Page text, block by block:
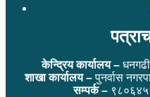
केन्द्रिय कार्यालय –
शाखा कार्यालय –पुनर्वास
सम्पर्क –